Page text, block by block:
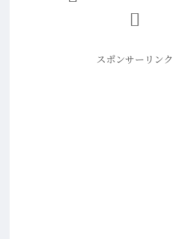
スポンサーリンク